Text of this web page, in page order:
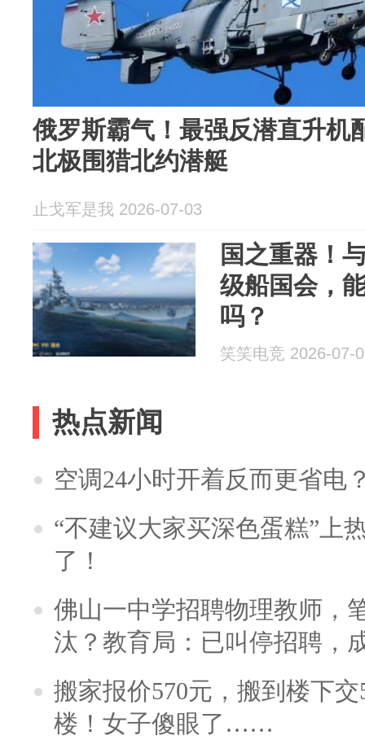
俄罗斯霸气！最强反潜直升机
北极围猎北约潜艇
止戈军是我 2026-07-03
国之重器！
级船国会，
吗？
笑笑电竞 2026-07-
热点新闻
空调24小时开着反而更省电
“不建议大家买深色蛋糕”上
了！
佛山一中学招聘物理教师，
汰？教育局：已叫停招聘，
搬家报价570元，搬到楼下
楼！女子傻眼了……